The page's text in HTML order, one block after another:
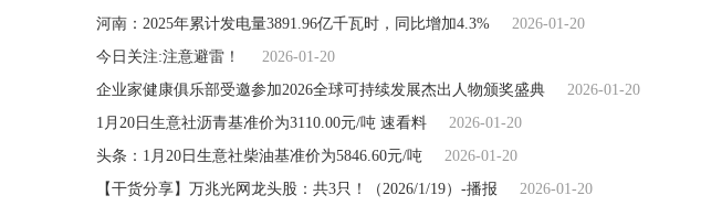
河南：2025年累计发电量3891.96亿千瓦时，同比增加4.3%
2026-01-20
今日关注:注意避雷！
2026-01-20
企业家健康俱乐部受邀参加2026全球可持续发展杰出人物颁奖盛典
2026-01-20
1月20日生意社沥青基准价为3110.00元/吨 速看料
2026-01-20
头条：1月20日生意社柴油基准价为5846.60元/吨
2026-01-20
【干货分享】万兆光网龙头股：共3只！（2026/1/19）-播报
2026-01-20